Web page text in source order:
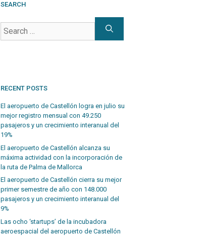
SEARCH
RECENT POSTS
El aeropuerto de Castellón logra en julio su
mejor registro mensual con 49.250
pasajeros y un crecimiento interanual del
19%
El aeropuerto de Castellón alcanza su
máxima actividad con la incorporación de
la ruta de Palma de Mallorca
El aeropuerto de Castellón cierra su mejor
primer semestre de año con 148.000
pasajeros y un crecimiento interanual del
9%
Las ocho ‘startups’ de la incubadora
aeroespacial del aeropuerto de Castellón